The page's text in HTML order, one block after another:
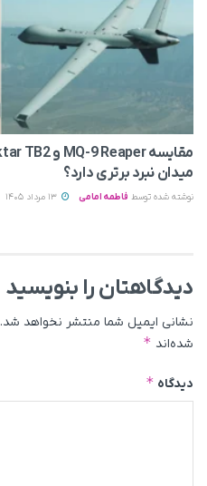
میدان نبرد برتری دارد؟
نوشته شده توسط فاطمه امامی
دیدگاهتان را بنویسید
نشانی ایمیل شما منتشر نخواهد شد.
شده‌اند *
دیدگاه *